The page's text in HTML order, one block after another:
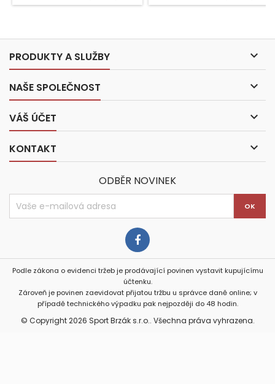
PRODUKTY A SLUŽBY 
NAŠE SPOLEČNOST 
VÁŠ ÚČET 
KONTAKT 
ODBĚR NOVINEK
Podle zákona o evidenci tržeb je prodávající povinen vystavit kupujícímu
účtenku.
Zároveň je povinen zaevidovat přijatou tržbu u správce daně online; v
případě technického výpadku pak nejpozději do 48 hodin.
© Copyright 2026 Sport Brzák s.r.o.. Všechna práva vyhrazena.